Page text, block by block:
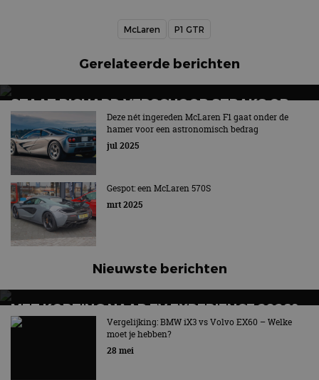
McLaren P1 GTR
Gerelateerde berichten
STAAT RICHARD VERSCHOOR STRAKS OP
HET F1-PODIUM?
Officieel onderdeel van McLaren
Deze nét ingereden McLaren F1 gaat onder de
hamer voor een astronomisch bedrag
jul 2025
Gespot: een McLaren 570S
mrt 2025
Nieuwste berichten
MET KORTING NAAR EV EXPERIENCE 2026?
AUTORAI REGELT HET!
EV Experience 2026 van 24 tot 26 september
Vergelijking: BMW iX3 vs Volvo EX60 – Welke
moet je hebben?
28 mei